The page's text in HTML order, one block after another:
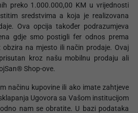
preko 1.000.000,00 KM u vrijednosti
sredstvima a koja je realizovana
Ova opcija također podrazumjeva
gdje smo postigli fer odnos prema
obzira na mjesto ili način prodaje. Ovaj
kroz našu mobilnu prodaju ali
Shop-ove.
načinu kupovine ili ako imate zahtjeve
Ugovora sa Vašom institucijom
nam se obratite. U bazi podataka